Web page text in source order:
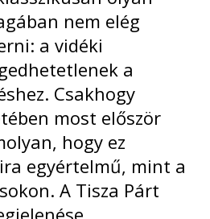
nem elég
a vidéki
a
Csakhogy
most először
hogy ez
egyértelmű, mint a
A Tisza Párt